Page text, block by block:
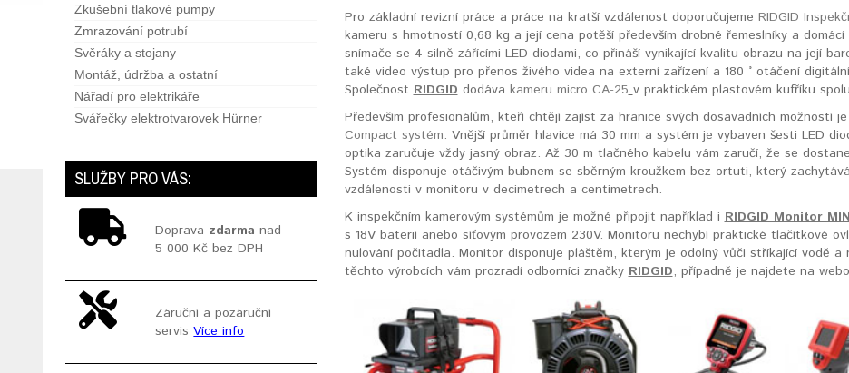
Zkušební tlakové pumpy
Zmrazování potrubí
Svěráky a stojany
Montáž, údržba a ostatní
Nářadí pro elektrikáře
Svářečky elektrotvarovek Hürner
SLUŽBY PRO VÁS:
Doprava zdarma nad
5 000 Kč bez DPH
Záruční a pozáruční
servisVíce info
Pro základní revizní práce a práce na kratší vzdálenost doporučujeme RIDGID
kameru s hmotností 0,68 kg a její cena potěší především drobné řemeslníky a
snímače se 4 silně zářícími LED diodami, co přináší vynikající kvalitu obrazu na její
také video výstup pro přenos živého videa na externí zařízení a 180 ° otáčení
Společnost RIDGID dodáva kameru micro CA-25 v praktickém plastovém kufříku
Především profesionálům, kteří chtějí zajíst za hranice svých dosavadních možností
Compact systém. Vnější průměr hlavice má 30 mm a systém je vybaven šesti LED
optika zaručuje vždy jasný obraz. Až 30 m tlačného kabelu vám zaručí, že se
Systém disponuje otáčivým bubnem se sběrným kroužkem bez ortuti, který
vzdálenosti v monitoru v decimetrech a centimetrech.
K inspekčním kamerovým systémům je možné připojit například i RIDGID Monitor
s 18V baterií anebo síťovým provozem 230V. Monitoru nechybí praktické tlačítkové
nulování počitadla. Monitor disponuje pláštěm, kterým je odolný vůči stříkající vodě
těchto výrobcích vám prozradí odborníci značky RIDGID, případně je najdete na